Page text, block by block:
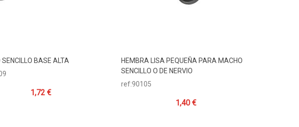
Añadir Al Carrito
SENCILLO BASE ALTA
1,72 €
Añadir Al Carrito
HEMBRA LISA PEQUEÑA PARA MACHO
SENCILLO O DE NERVIO
ref:90105
1,40 €